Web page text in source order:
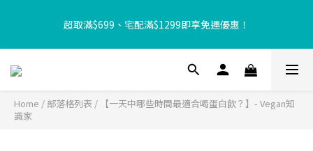
【8月限定⏰】玩遊戲換好禮🎁 豆豆夏令營 等你來報名‼️
超取滿$699、宅配滿$1299即享免運優惠！
【加入樂友享優惠‼️】現在加入會員立享入會禮金 $100，再享全館
Home / 部落格列表 /
【一天中哪些時間最適合喝蛋白飲？】- Vegan知
識家